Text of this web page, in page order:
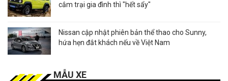
cắm trại gia đình thì "hết sẩy"
Nissan cập nhật phiên bản thể thao cho Sunny,
hứa hẹn đắt khách nếu về Việt Nam
MẪU XE